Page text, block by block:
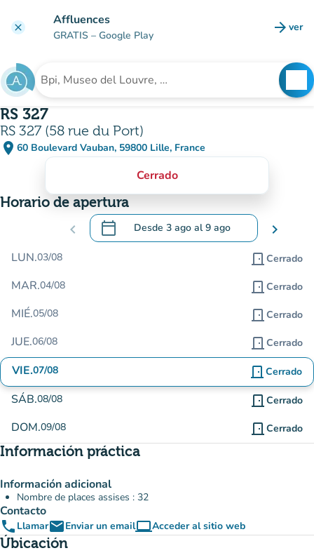
clear Affluences
GRATIS – Google Play arrow_forward ver
Buscar un establecimiento
RS 327
RS 327 (58 rue du Port)
place 60 Boulevard Vauban, 59800 Lille, France
(abrir en Google Maps)
(nueva pestaña)
Cerrado
Horario de apertura
chevron_left calendar_today Desde 3 ago al9 ago
.Abra el calendario para cambiar las
chevron_right
LUN.03/08 door_front Cerrado
MAR.04/08 door_front Cerrado
MIÉ.05/08 door_front Cerrado
JUE.06/08 door_front Cerrado
VIE.07/08 door_front Cerrado
SÁB.08/08 door_front Cerrado
DOM.09/08 door_front Cerrado
Información práctica
Información adicional
Nombre de places assises : 32
Contacto
phone LlamaremailEnviar un emailcomputerAcceder al sitio web
(nueva pestaña)
Úbicación